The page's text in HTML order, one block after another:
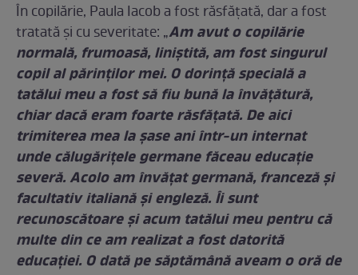
În copilărie, Paula Iacob a fost răsfățată, dar a fost
tratată şi cu severitate: „Am avut o copilărie
normală, frumoasă, liniștită, am fost singurul
copil al părinților mei. O dorință specială a
tatălui meu a fost să fiu bună la învățătură,
chiar dacă eram foarte răsfățată. De aici
trimiterea mea la șase ani într-un internat
unde călugărițele germane făceau educație
severă. Acolo am învățat germană, franceză și
facultativ italiană și engleză. Îi sunt
recunoscătoare și acum tatălui meu pentru că
multe din ce am realizat a fost datorită
educației. O dată pe săptămână aveam o oră de